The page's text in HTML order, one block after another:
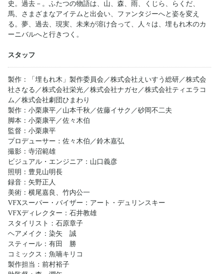
史。過去－。ふたつの物語は、山、森、雨、くじら、らくだ、
馬、さまざまなアイテムと出会い、ファンタジーへと姿を変え
る。夢、過去、現実、未来が溶け合って、人々は、埋もれ木のカ
ーニバルへと行きつく。
スタッフ
製作：「埋もれ木」製作委員会／株式会社えいすう総研／株式会
社さなる／株式会社栄光／株式会社ナガセ／株式会社ティエラコ
ム／株式会社劇団ひまわり
製作：小栗康平／山本千秋／佐藤イサク／砂岡不二夫
脚本：小栗康平／佐々木伯
監督：小栗康平
プロデューサー：佐々木伯／鈴木嘉弘
撮影：寺沼範雄
ビジュアル・エンジニア：山口義彦
照明：豊見山明長
録音：矢野正人
美術：横尾嘉良、竹内公一
VFXスーパー・バイザー：アート・デュリンスキー
VFXディレクター：石井教雄
スタイリスト：石原章子
ヘアメイク：染矢 誠
スティール：有田 勝
コミックス：魚喃キリコ
製作担当：前村裕子